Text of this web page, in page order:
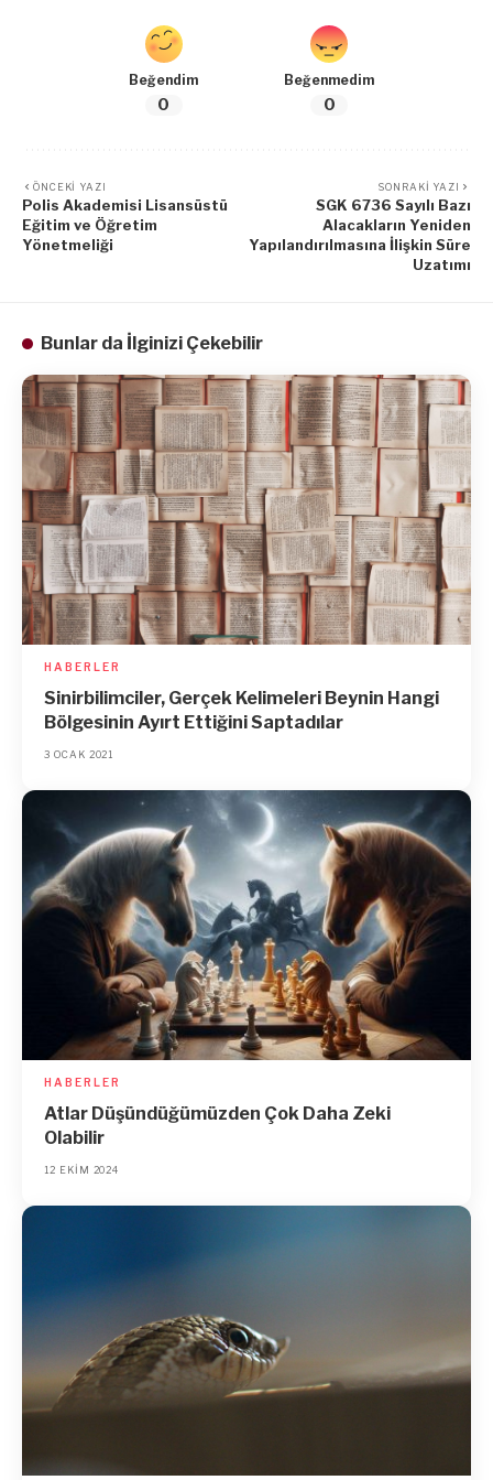
Beğendim
0
Beğenmedim
0
ÖNCEKI YAZI
Polis Akademisi Lisansüstü
Eğitim ve Öğretim
Yönetmeliği
SONRAKI YAZI
SGK 6736 Sayılı Bazı
Alacakların Yeniden
Yapılandırılmasına İlişkin Süre
Uzatımı
Bunlar da İlginizi Çekebilir
HABERLER
Sinirbilimciler, Gerçek Kelimeleri Beynin Hangi
Bölgesinin Ayırt Ettiğini Saptadılar
3 OCAK 2021
HABERLER
Atlar Düşündüğümüzden Çok Daha Zeki
Olabilir
12 EKIM 2024